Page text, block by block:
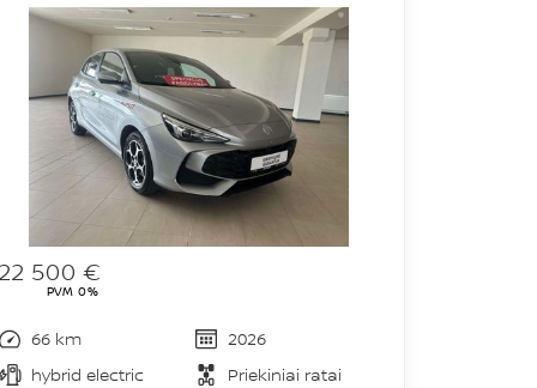
22 500 €
PVM 0%
66 km
2026
hybrid electric
Priekiniai ratai